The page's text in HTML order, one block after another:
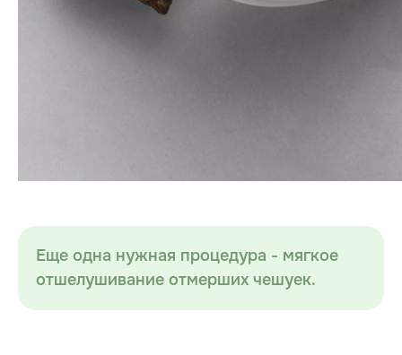
Еще одна нужная процедура - мягкое
отшелушивание отмерших чешуек.